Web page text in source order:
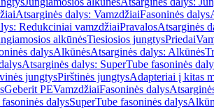
Atsarginės dalys: VamzdžiaiFasoninės dalys
Redukciniai vamzdžiaiPravalosAtsarginės
alkūnėsTiesiosios jungtysPriedai
dalysAlkūnėsAtsarginės dalys: Alkūnės
Atsarginės dalys: SuperTube fasoninės
jungtysPirštinės jungtysAdapteriai į kitas
Geberit PEVamzdžiaiFasoninės dalys
dalysSuperTube fasoninės dalys